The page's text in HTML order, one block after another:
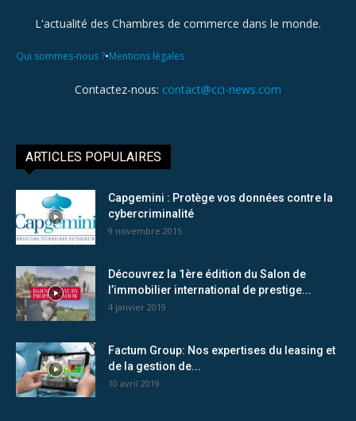
L'actualité des Chambres de commerce dans le monde.
Qui sommes-nous ?•Mentions légales
Contactez-nous: contact@cci-news.com
ARTICLES POPULAIRES
Capgemini : Protège vos données contre la
cybercriminalité
9 novembre 2015
Découvrez la 1ère édition du Salon de
l’immobilier international de prestige...
4 janvier 2019
Factum Group: Nos expertises du leasing et
de la gestion de...
10 avril 2019